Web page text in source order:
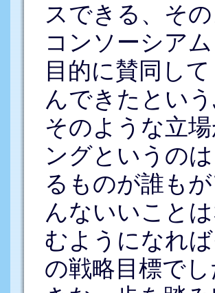
スできる、そ
コンソーシア
目的に賛同し
んできたとい
そのような立
ングというの
るものが誰も
んないいこと
むようになれ
の戦略目標で